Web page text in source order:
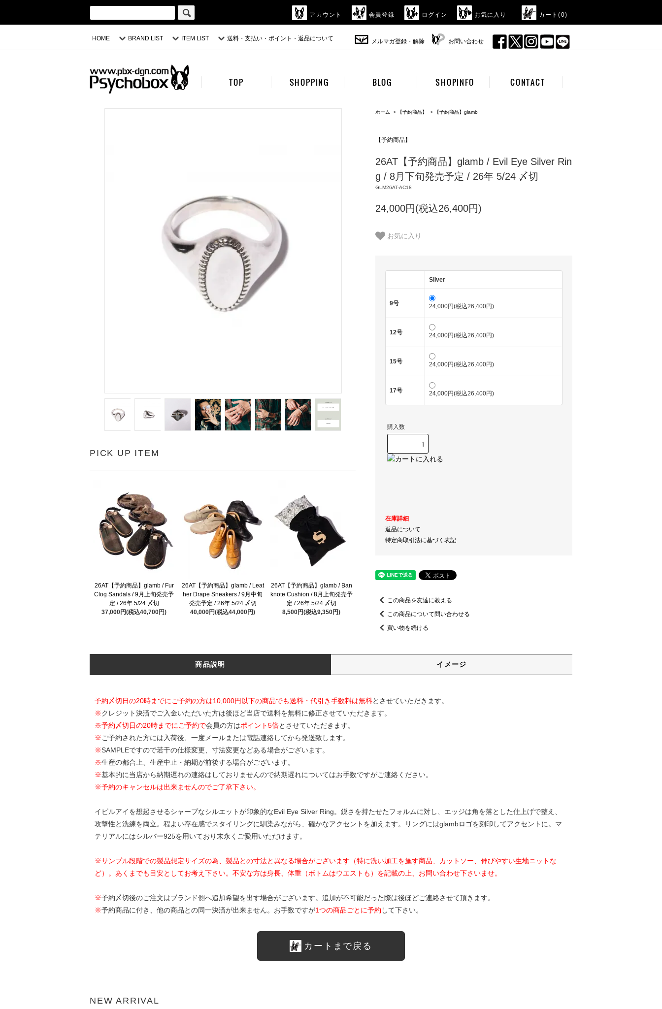
アカウント 会員登録 ログイン お気に入り カート(0)
HOME BRAND LIST ITEM LIST 送料・支払い・ポイント・返品について メルマガ登録・解除 お問い合わせ
TOP SHOPPING BLOG SHOPINFO CONTACT
PICK UP ITEM
26AT【予約商品】glamb / Fur
Clog Sandals / 9月上旬発売予
定 / 26年 5/24 〆切
37,000円(税込40,700円)
26AT【予約商品】glamb / Leat
her Drape Sneakers / 9月中旬
発売予定 / 26年 5/24 〆切
40,000円(税込44,000円)
26AT【予約商品】glamb / Ban
knote Cushion / 8月上旬発売予
定 / 26年 5/24 〆切
8,500円(税込9,350円)
ホーム > 【予約商品】 > 【予約商品】glamb
【予約商品】
26AT【予約商品】glamb / Evil Eye Silver Rin
g / 8月下旬発売予定 / 26年 5/24 〆切
GLM26AT-AC18
24,000円(税込26,400円)
お気に入り
Silver
9号 24,000円(税込26,400円)
12号 24,000円(税込26,400円)
15号 24,000円(税込26,400円)
17号 24,000円(税込26,400円)
購入数
在庫詳細
返品について
特定商取引法に基づく表記
この商品を友達に教える
この商品について問い合わせる
買い物を続ける
商品説明 イメージ
予約〆切日の20時までにご予約の方は10,000円以下の商品でも送料・代引き手数料は無料とさせていただきます。
※クレジット決済でご入金いただいた方は後ほど当店で送料を無料に修正させていただきます。
※予約〆切日の20時までにご予約で会員の方はポイント5倍とさせていただきます。
※ ご予約された方には入荷後、一度メールまたは電話連絡してから発送致します。
※SAMPLEですので若干の仕様変更、寸法変更などある場合がございます。
※生産の都合上、生産中止・納期が前後する場合がございます。
※基本的に当店から納期遅れの連絡はしておりませんので納期遅れについてはお手数ですがご連絡ください。
※予約のキャンセルは出来ませんのでご了承下さい。
イビルアイを想起させるシャープなシルエットが印象的なEvil Eye Silver Ring。鋭さを持たせたフォルムに対し、エッジは角を落とした仕上げで整え、
攻撃性と洗練を両立。程よい存在感でスタイリングに馴染みながら、確かなアクセントを加えます。リングにはglambロゴを刻印してアクセントに。マ
テリアルにはシルバー925を用いており末永くご愛用いただけます。
※サンプル段階での製品想定サイズの為、製品との寸法と異なる場合がございます（特に洗い加工を施す商品、カットソー、伸びやすい生地ニットな
ど）。あくまでも目安としてお考え下さい。不安な方は身長、体重（ボトムはウエストも）を記載の上、お問い合わせ下さいませ。
※予約〆切後のご注文はブランド側へ追加希望を出す場合がございます。追加が不可能だった際は後ほどご連絡させて頂きます。
※予約商品に付き、他の商品との同一決済が出来ません。お手数ですが1つの商品ごとに予約 して下さい。
カートまで戻る
NEW ARRIVAL